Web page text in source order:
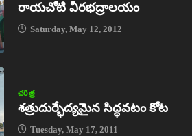
రాయచోటి వీరభద్రాలయం
Saturday, May 12, 2012
చరిత్ర
శత్రుదుర్భేద్యమైన సిద్ధవటం కోట
Tuesday, May 17, 2011